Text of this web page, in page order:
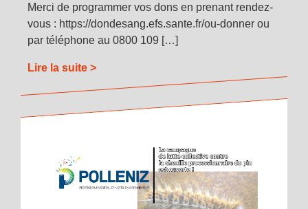
Merci de programmer vos dons en prenant rendez-
vous : https://dondesang.efs.sante.fr/ou-donner ou
par téléphone au 0800 109 […]
Lire la suite >